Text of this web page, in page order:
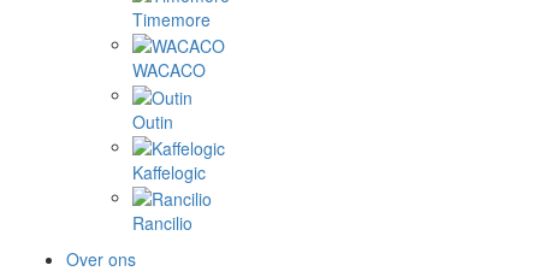
Timemore
WACACO
Outin
Kaffelogic
Rancilio
Over ons